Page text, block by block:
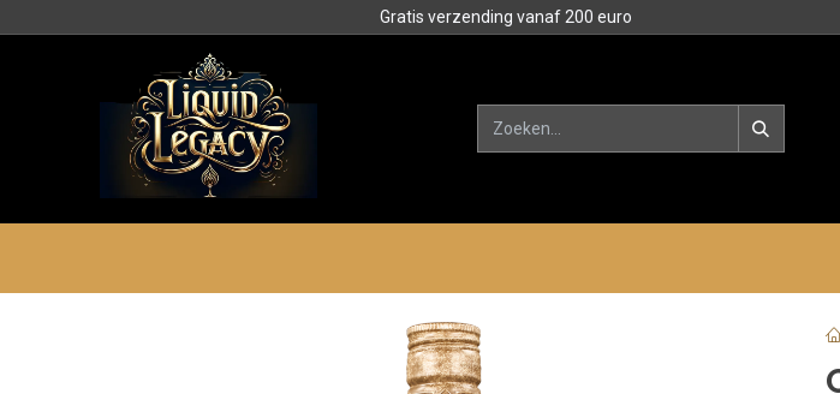
Gratis verzending vanaf 200 euro